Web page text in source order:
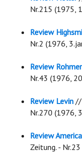
Nr.215 (1975,
Review
Nr.2 (1976,
Review Rohmer
Nr.43 (1976,
Review Levin //
Nr.270 (1976,
Review
Zeitung. -